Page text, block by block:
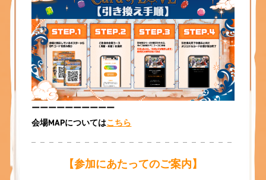
ーーーーーーーーーー
会場MAPについてはこちら
【参加にあたってのご案内】